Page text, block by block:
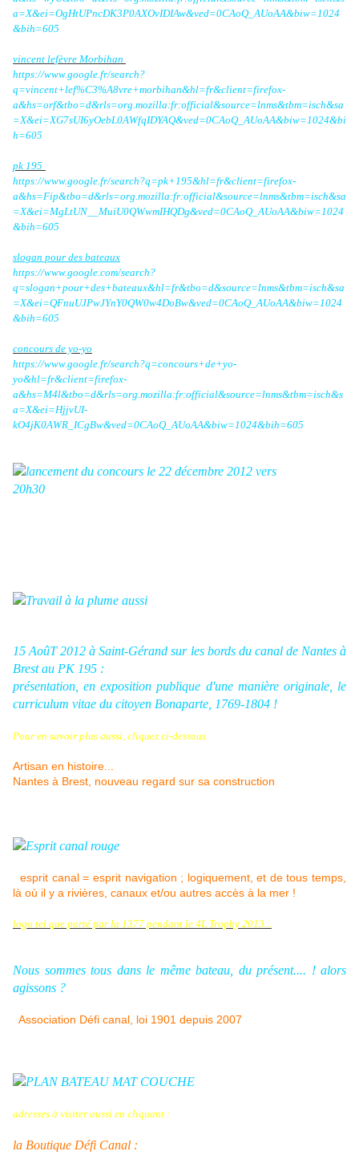
a=X&ei=OgHtUPncDK3P0AXOvIDIAw&ved=0CAoQ_AUoAA&biw=1024
&bih=605
vincent lefèvre Morbihan
https://www.google.fr/search?
q=vincent+lef%C3%A8vre+morbihan&hl=fr&client=firefox-
a&hs=orf&tbo=d&rls=org.mozilla:fr:official&source=lnms&tbm=isch&sa
=X&ei=XG7sUI6yOebL0AWfqIDYAQ&ved=0CAoQ_AUoAA&biw=1024&bi
h=605
pk 195
https://www.google.fr/search?q=pk+195&hl=fr&client=firefox-
a&hs=Fip&tbo=d&rls=org.mozilla:fr:official&source=lnms&tbm=isch&sa
=X&ei=MgLtUN__MuiU0QWwmIHQDg&ved=0CAoQ_AUoAA&biw=1024
&bih=605
slogan pour des bateaux
https://www.google.com/search?
q=slogan+pour+des+bateaux&hl=fr&tbo=d&source=lnms&tbm=isch&sa
=X&ei=QFnuUJPwJYnY0QW0w4DoBw&ved=0CAoQ_AUoAA&biw=1024
&bih=605
concours de yo-yo
https://www.google.fr/search?q=concours+de+yo-
yo&hl=fr&client=firefox-
a&hs=M4l&tbo=d&rls=org.mozilla:fr:official&source=lnms&tbm=isch&s
a=X&ei=HjjvUI-
kO4jK0AWR_ICgBw&ved=0CAoQ_AUoAA&biw=1024&bih=605
15 AoûT 2012 à Saint-Gérand sur les bords du canal de Nantes à
Brest au PK 195 :
présentation, en exposition publique d'une manière originale, le
curriculum vitae du citoyen Bonaparte, 1769-1804 !
Pour en savoir plus aussi, cliquez ci-dessous
Artisan en histoire...
Nantes à Brest, nouveau regard sur sa construction
esprit canal = esprit navigation ; logiquement, et de tous temps,
là où il y a rivières, canaux et/ou autres accès à la mer !
logo tel que porté par la 1377 pendant le 4L Trophy 2013...
Nous sommes tous dans le même bateau, du présent.... ! alors
agissons ?
Association Défi canal, loi 1901 depuis 2007
adresses à visiter aussi en cliquant :
la Boutique Défi Canal :